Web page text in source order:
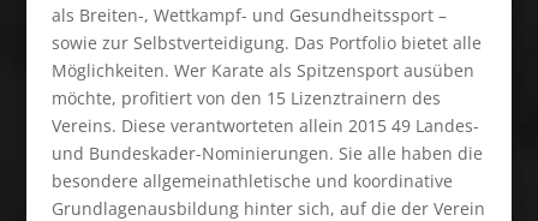
als Breiten-, Wettkampf- und Gesundheitssport –
sowie zur Selbstverteidigung. Das Portfolio bietet alle
Möglichkeiten. Wer Karate als Spitzensport ausüben
möchte, profitiert von den 15 Lizenztrainern des
Vereins. Diese verantworteten allein 2015 49 Landes-
und Bundeskader-Nominierungen. Sie alle haben die
besondere allgemeinathletische und koordinative
Grundlagenausbildung hinter sich, auf die der Verein